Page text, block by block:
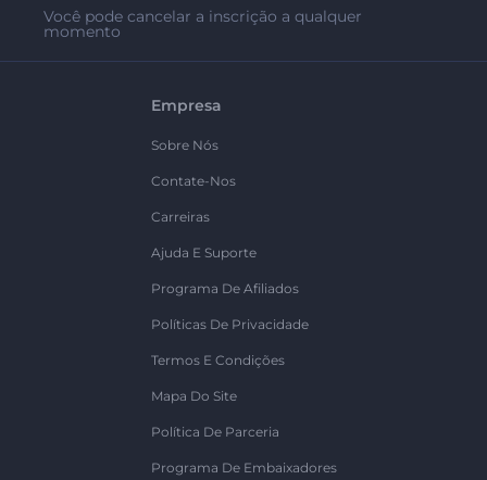
Você pode cancelar a inscrição a qualquer
momento
Empresa
Sobre Nós
Contate-Nos
Carreiras
Ajuda E Suporte
Programa De Afiliados
Políticas De Privacidade
Termos E Condições
Mapa Do Site
Política De Parceria
Programa De Embaixadores